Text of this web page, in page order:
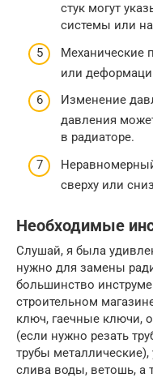
стук могут
системы или
Механические
или
Изменение
давления
в радиаторе.
сверху или
Необходимые
Слушай, я была
нужно для замены
большинство
строительном
ключ, гаечные ключи,
(если нужно резать
трубы металлические),
слива воды, ветошь, а